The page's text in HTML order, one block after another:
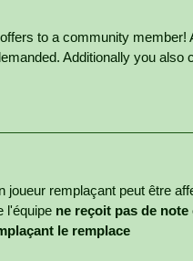
to a community member!
Additionally you also
joueur remplaçant peut être
l'équipe ne reçoit pas de
le remplace